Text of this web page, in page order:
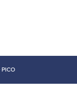
PICO